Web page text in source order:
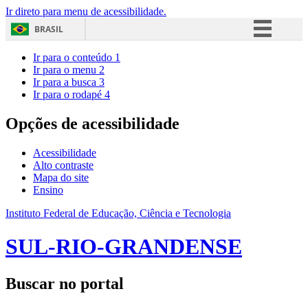
Ir direto para menu de acessibilidade.
BRASIL
Acesso à informação
Ir para o conteúdo 1
Ir para o menu 2
Ir para a busca 3
Ir para o rodapé 4
Opções de acessibilidade
Acessibilidade
Alto contraste
Mapa do site
Ensino
Instituto Federal de Educação, Ciência e Tecnologia
SUL-RIO-GRANDENSE
Buscar no portal